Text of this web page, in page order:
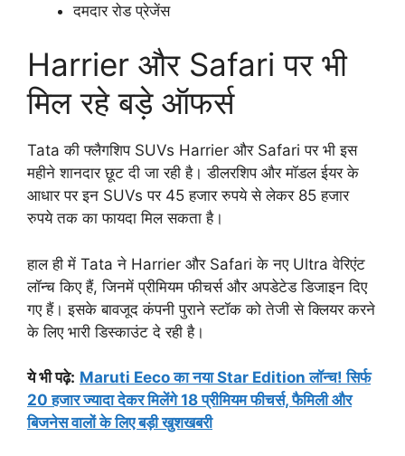
दमदार रोड प्रेजेंस
Harrier और Safari पर भी
मिल रहे बड़े ऑफर्स
Tata की फ्लैगशिप SUVs Harrier और Safari पर भी इस
महीने शानदार छूट दी जा रही है। डीलरशिप और मॉडल ईयर के
आधार पर इन SUVs पर 45 हजार रुपये से लेकर 85 हजार
रुपये तक का फायदा मिल सकता है।
हाल ही में Tata ने Harrier और Safari के नए Ultra वेरिएंट
लॉन्च किए हैं, जिनमें प्रीमियम फीचर्स और अपडेटेड डिजाइन दिए
गए हैं। इसके बावजूद कंपनी पुराने स्टॉक को तेजी से क्लियर करने
के लिए भारी डिस्काउंट दे रही है।
ये भी पढ़े: Maruti Eeco का नया Star Edition लॉन्च! सिर्फ
20 हजार ज्यादा देकर मिलेंगे 18 प्रीमियम फीचर्स, फैमिली और
बिजनेस वालों के लिए बड़ी खुशखबरी